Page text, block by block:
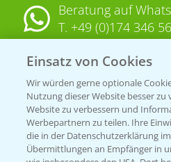
Beratung auf
T. +49 (0)174 346
KONTAKT
Hilfe in Notfällen
T.+49 (0)214/30-
Einsatz von Cookies
Wir würden gerne optionale
Nutzung dieser Website besser zu
Website zu verbessern und
Werbepartnern zu teilen. Ihre
die in der Datenschutzerklärung
Übermittlungen an Empfänger in